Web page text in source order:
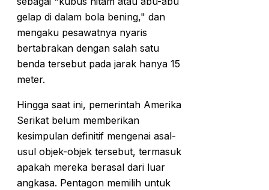
gelap di dalam bola bening," dan
mengaku pesawatnya nyaris
bertabrakan dengan salah satu
benda tersebut pada jarak hanya 15
meter.
Hingga saat ini, pemerintah Amerika
Serikat belum memberikan
kesimpulan definitif mengenai asal-
usul objek-objek tersebut, termasuk
apakah mereka berasal dari luar
angkasa. Pentagon memilih untuk